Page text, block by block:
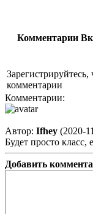
Комментарии
комментарии
Комментарии:
Автор: Ifhey (2020-
Будет просто
Добавить